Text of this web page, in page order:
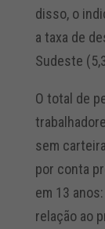
disso, o
a taxa de
Sudeste
O total de
sem
por conta
em 13
relação ao